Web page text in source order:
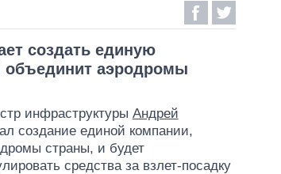
МИР
ОКРУГА
создать единую
объединит аэродромы
инфраструктуры Андрей
создание единой компании,
страны, и будет
средства за взлет-посадку